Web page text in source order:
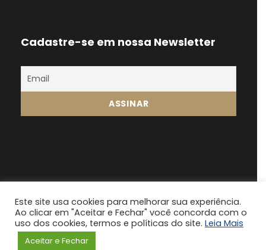
Cadastre-se em nossa Newsletter
Fonsatti Franzin 2024, Todos os direitos
Este site usa cookies para melhorar sua experiência.
Ao clicar em "Aceitar e Fechar" você concorda com o
uso dos cookies, termos e políticas do site. Leia Mais
Aceitar e Fechar